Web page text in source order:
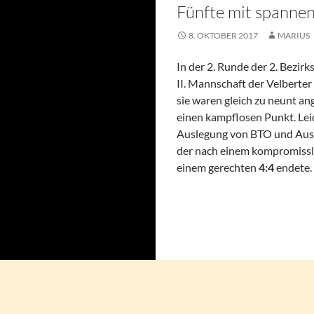
Fünfte mit
8. OKTOBER 2017 MARIUS
In der 2. Runde der 2.
II. Mannschaft der
sie waren gleich zu neunt
einen kampflosen Punkt.
Auslegung von BTO und
der nach einem
einem gerechten 4:4endete.